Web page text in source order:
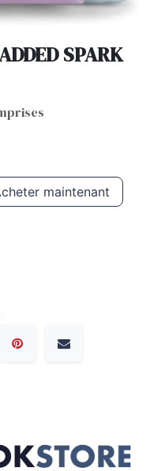
SPARK
maintenant